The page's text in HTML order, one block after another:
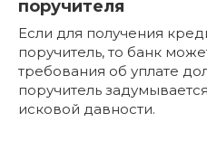
поручителя
Если для получения
поручитель, то банк
требования об уплате
поручитель
исковой давности.